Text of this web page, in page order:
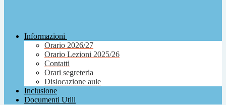
Informazioni
Orario 2026/27
Orario Lezioni 2025/26
Contatti
Orari segreteria
Dislocazione aule
Inclusione
Documenti Utili